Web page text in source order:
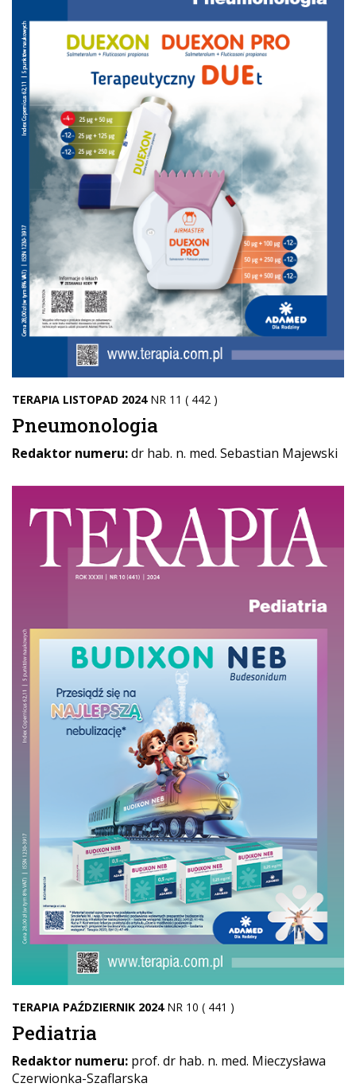
TERAPIA LISTOPAD 2024NR 11 ( 442 )
Pneumonologia
Redaktor numeru:dr hab. n. med. Sebastian Majewski
TERAPIA PAŹDZIERNIK 2024NR 10 ( 441 )
Pediatria
Redaktor numeru: prof. dr hab. n. med. Mieczysława
Czerwionka-Szaflarska